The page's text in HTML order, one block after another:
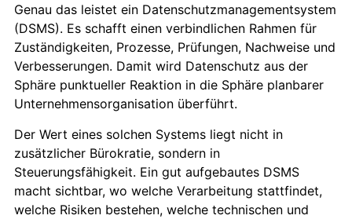
Genau das leistet ein Datenschutzmanagementsystem
(DSMS). Es schafft einen verbindlichen Rahmen für
Zuständigkeiten, Prozesse, Prüfungen, Nachweise und
Verbesserungen. Damit wird Datenschutz aus der
Sphäre punktueller Reaktion in die Sphäre planbarer
Unternehmensorganisation überführt.
Der Wert eines solchen Systems liegt nicht in
zusätzlicher Bürokratie, sondern in
Steuerungsfähigkeit. Ein gut aufgebautes DSMS
macht sichtbar, wo welche Verarbeitung stattfindet,
welche Risiken bestehen, welche technischen und